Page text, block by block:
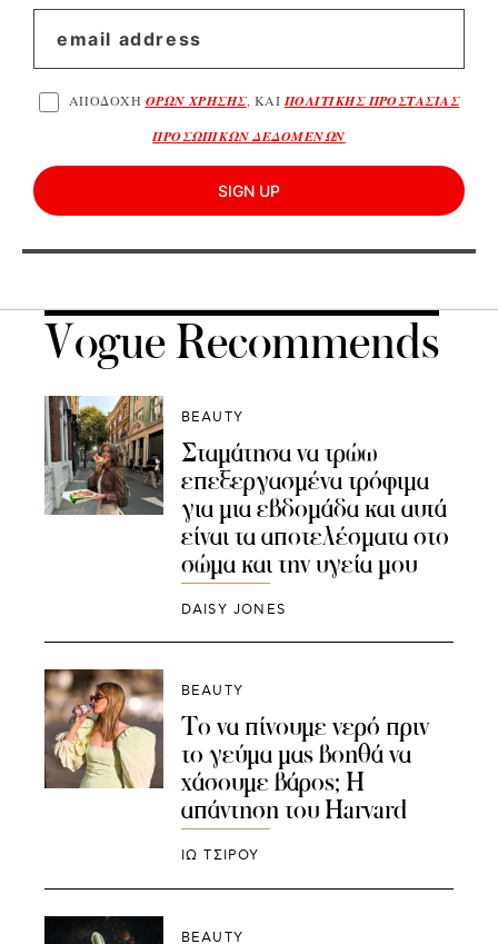
ΑΠΟΔΟΧΗ ΟΡΩΝ ΧΡΗΣΗΣ, ΚΑΙ ΠΟΛΙΤΙΚΗΣ ΠΡΟΣΤΑΣΙΑΣ
ΠΡΟΣΩΠΙΚΩΝ ΔΕΔΟΜΕΝΩΝ
SIGN UP
Vogue Recommends
BEAUTY
Σταμάτησα να τρώω
επεξεργασμένα τρόφιμα
για μια εβδομάδα και αυτά
είναι τα αποτελέσματα στο
σώμα και την υγεία μου
DAISY JONES
BEAUTY
Το να πίνουμε νερό πριν
το γεύμα μας βοηθά να
χάσουμε βάρος; Η
απάντηση του Harvard
ΙΩ ΤΣΙΡΟΥ
BEAUTY